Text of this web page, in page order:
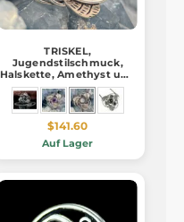
TRISKEL,
Jugendstilschmuck,
Halskette, Amethyst und
Mondstein Ag 925/1000
$141.60
Auf Lager